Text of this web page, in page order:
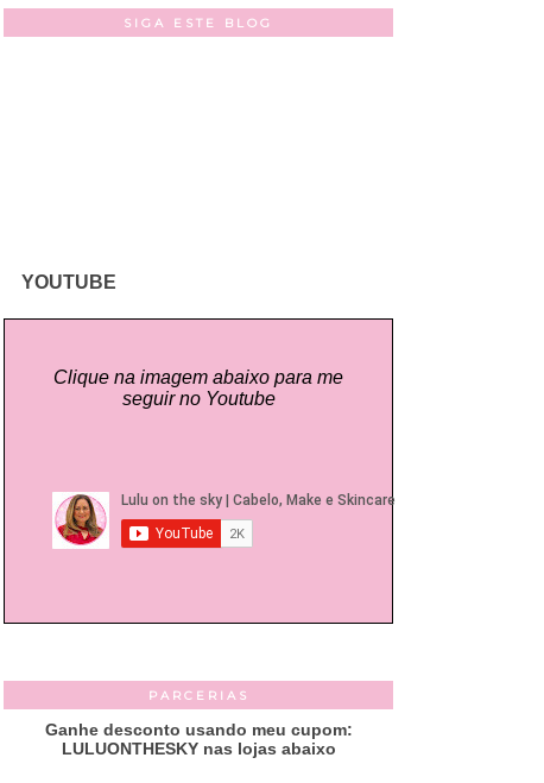
SIGA ESTE BLOG
YOUTUBE
Clique na imagem abaixo para me
seguir no Youtube
PARCERIAS
Ganhe desconto usando meu cupom:
LULUONTHESKY nas lojas abaixo